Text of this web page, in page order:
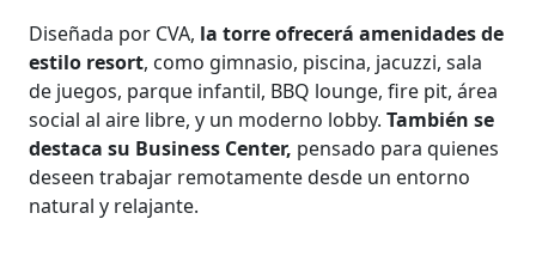
Diseñada por CVA, la torre ofrecerá amenidades de
estilo resort, como gimnasio, piscina, jacuzzi, sala
de juegos, parque infantil, BBQ lounge, fire pit, área
social al aire libre, y un moderno lobby.También se
destaca su Business Center, pensado para quienes
deseen trabajar remotamente desde un entorno
natural y relajante.